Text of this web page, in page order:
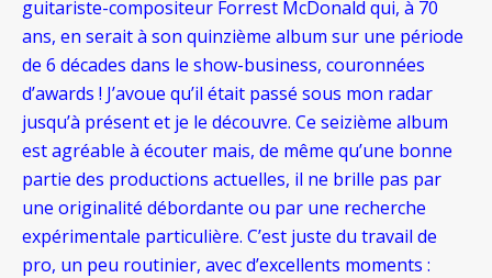
guitariste-compositeur Forrest McDonald qui, à 70
ans, en serait à son quinzième album sur une période
de 6 décades dans le show-business, couronnées
d’awards ! J’avoue qu’il était passé sous mon radar
jusqu’à présent et je le découvre. Ce seizième album
est agréable à écouter mais, de même qu’une bonne
partie des productions actuelles, il ne brille pas par
une originalité débordante ou par une recherche
expérimentale particulière. C’est juste du travail de
pro, un peu routinier, avec d’excellents moments :